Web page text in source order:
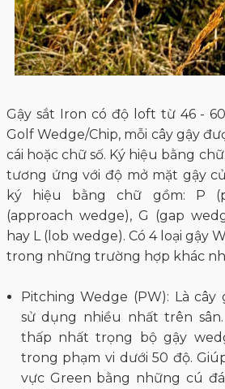
Gậy sắt Iron có độ loft từ 46 -
Golf Wedge/Chip, mỗi cây gậy
cái hoặc chữ số. Ký hiệu bằng chữ
tương ứng với độ mở mặt gậy
ký hiệu bằng chữ gồm: P
(approach wedge), G (gap
hay L (lob wedge). Có 4 loại gậy
trong những trường hợp khác
Pitching Wedge (PW): Là
sử dụng nhiều nhất trên
thấp nhất trọng bộ gậy
trong phạm vi dưới 50 độ.
vực Green bằng những cú